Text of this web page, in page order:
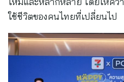
ใช้ชีวิตของคนไทยที่เปลี่ยนไป